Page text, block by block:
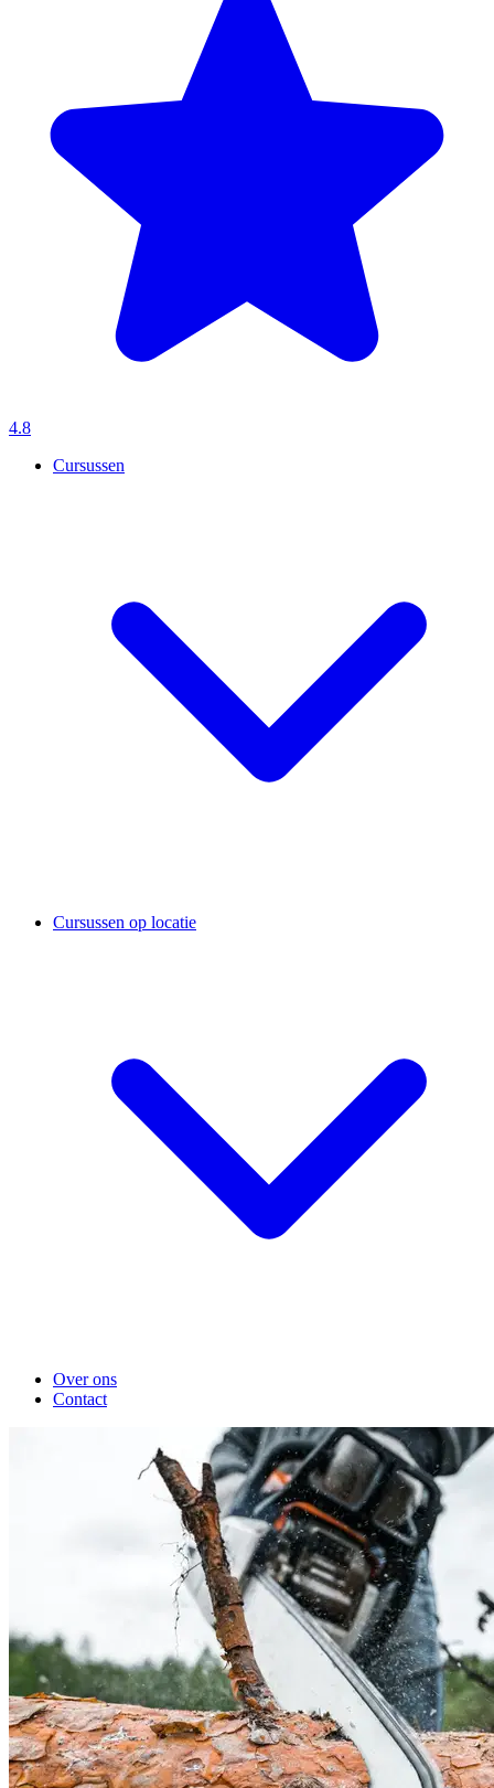
4.8
Cursussen
Cursussen op locatie
Over ons
Contact